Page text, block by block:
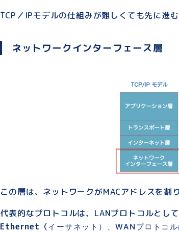
TCP／IPモデルの仕組みが難しくても先に進
ネットワークインターフェース層
この層は、ネットワークがMACアドレスを割
代表的なプロトコルは、LANプロトコルとして
Ethernet （イーサネット）、WANプロトコル